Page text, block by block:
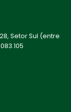
Setor Sul (entre